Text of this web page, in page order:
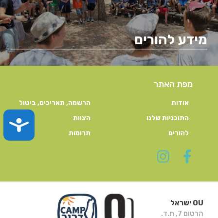
מידע להורים
מפת האתר
אודות
הרשמה, תאריכים, ביטול
התוכניות שלנו
הצוות
להורים
תרומות
OU ישראל
הרטום 7, ת.ד.